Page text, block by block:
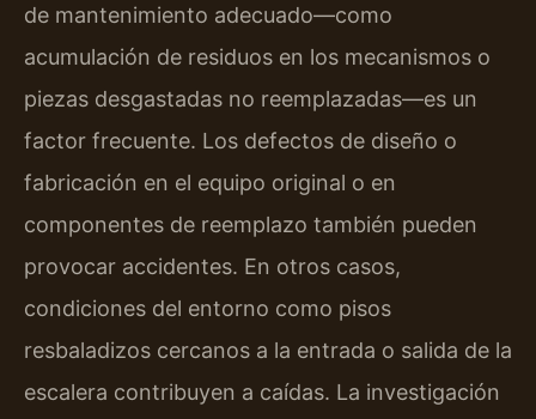
de mantenimiento adecuado—como
acumulación de residuos en los mecanismos o
piezas desgastadas no reemplazadas—es un
factor frecuente. Los defectos de diseño o
fabricación en el equipo original o en
componentes de reemplazo también pueden
provocar accidentes. En otros casos,
condiciones del entorno como pisos
resbaladizos cercanos a la entrada o salida de la
escalera contribuyen a caídas. La investigación